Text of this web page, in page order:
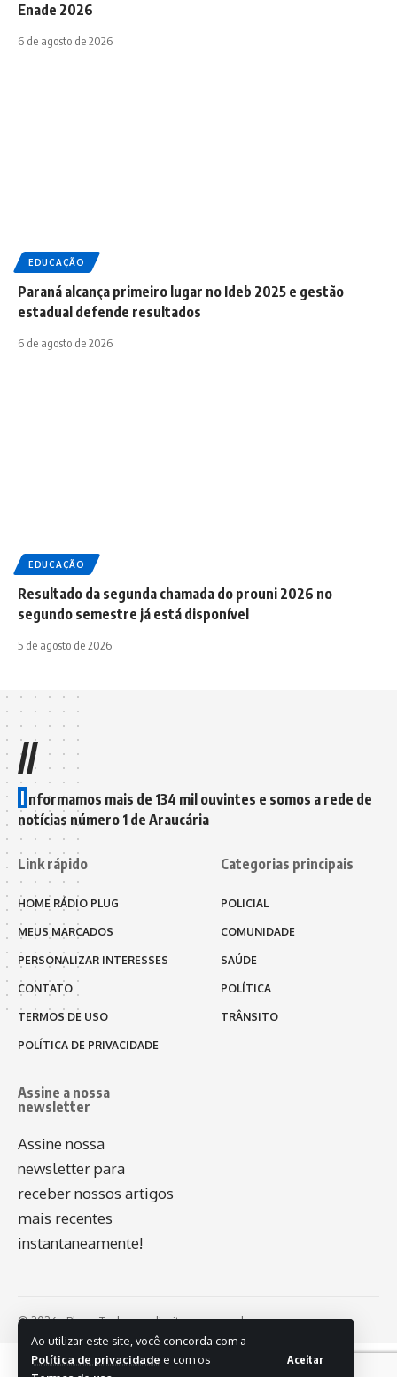
Ao utilizar este site, você concorda com a
Política de privacidade e com os
Aceitar
Enade 2026
6 de agosto de 2026
EDUCAÇÃO
Paraná alcança primeiro lugar no Ideb 2025 e gestão
estadual defende resultados
6 de agosto de 2026
EDUCAÇÃO
Resultado da segunda chamada do prouni 2026 no
segundo semestre já está disponível
5 de agosto de 2026
//
I nformamos mais de 134 mil ouvintes e somos a rede de
notícias número 1 de Araucária
Link rápido
HOME RÁDIO PLUG
MEUS MARCADOS
PERSONALIZAR INTERESSES
CONTATO
TERMOS DE USO
POLÍTICA DE PRIVACIDADE
Categorias principais
POLICIAL
COMUNIDADE
SAÚDE
POLÍTICA
TRÂNSITO
Assine a nossa
newsletter
Assine nossa
newsletter para
receber nossos artigos
mais recentes
instantaneamente!
© 2026 - Plug - Todos os direitos reservados.